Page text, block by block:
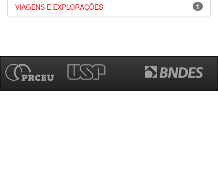
1
VIAGENS E EXPLORAÇÕES